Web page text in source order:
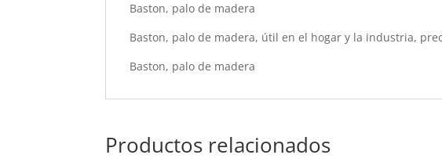
Baston, palo de madera
Baston, palo de madera, útil en el hogar y la industria,
Baston, palo de madera
Productos relacionados